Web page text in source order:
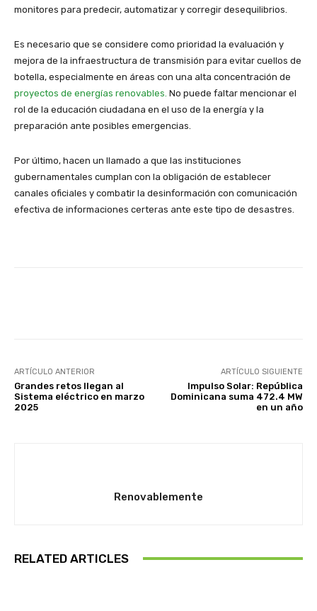
monitores para predecir, automatizar y corregir desequilibrios.
Es necesario que se considere como prioridad la evaluación y
mejora de la infraestructura de transmisión para evitar cuellos de
botella, especialmente en áreas con una alta concentración de
proyectos de energías renovables. No puede faltar mencionar el
rol de la educación ciudadana en el uso de la energía y la
preparación ante posibles emergencias.
Por último, hacen un llamado a que las instituciones
gubernamentales cumplan con la obligación de establecer
canales oficiales y combatir la desinformación con comunicación
efectiva de informaciones certeras ante este tipo de desastres.
ARTÍCULO ANTERIOR
Grandes retos llegan al
Sistema eléctrico en marzo
2025
ARTÍCULO SIGUIENTE
Impulso Solar: República
Dominicana suma 472.4 MW
en un año
Renovablemente
RELATED ARTICLES